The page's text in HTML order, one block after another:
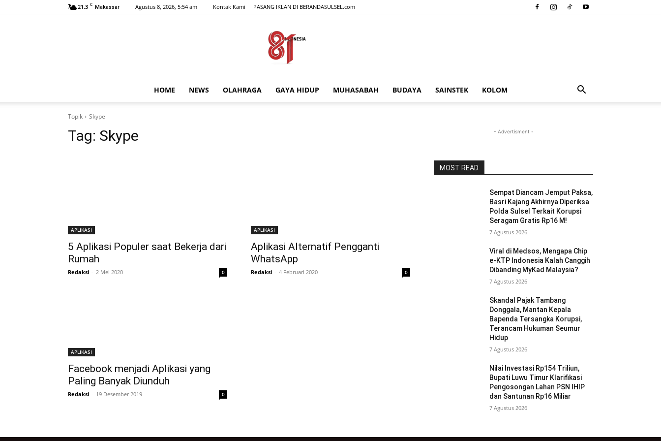
21.3 C Makassar Agustus 8, 2026, 5:54 am Kontak Kami PASANG IKLAN DI BERANDASULSEL.com
HOME NEWS OLAHRAGA GAYA HIDUP MUHASABAH BUDAYA SAINSTEK KOLOM
Topik Skype
Tag: Skype
APLIKASI
5 Aplikasi Populer saat Bekerja dari
Rumah
Redaksi - 2 Mei 2020 0
APLIKASI
Aplikasi Alternatif Pengganti
WhatsApp
Redaksi - 4 Februari 2020 0
APLIKASI
Facebook menjadi Aplikasi yang
Paling Banyak Diunduh
Redaksi - 19 Desember 2019 0
- Advertisment -
MOST READ
Sempat Diancam Jemput Paksa,
Basri Kajang Akhirnya Diperiksa
Polda Sulsel Terkait Korupsi
Seragam Gratis Rp16 M!
7 Agustus 2026
Viral di Medsos, Mengapa Chip
e-KTP Indonesia Kalah Canggih
Dibanding MyKad Malaysia?
7 Agustus 2026
Skandal Pajak Tambang
Donggala, Mantan Kepala
Bapenda Tersangka Korupsi,
Terancam Hukuman Seumur
Hidup
7 Agustus 2026
Nilai Investasi Rp154 Triliun,
Bupati Luwu Timur Klarifikasi
Pengosongan Lahan PSN IHIP
dan Santunan Rp16 Miliar
7 Agustus 2026